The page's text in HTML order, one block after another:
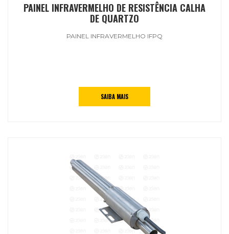
PAINEL INFRAVERMELHO DE RESISTÊNCIA CALHA
DE QUARTZO
PAINEL INFRAVERMELHO IFPQ
SAIBA MAIS